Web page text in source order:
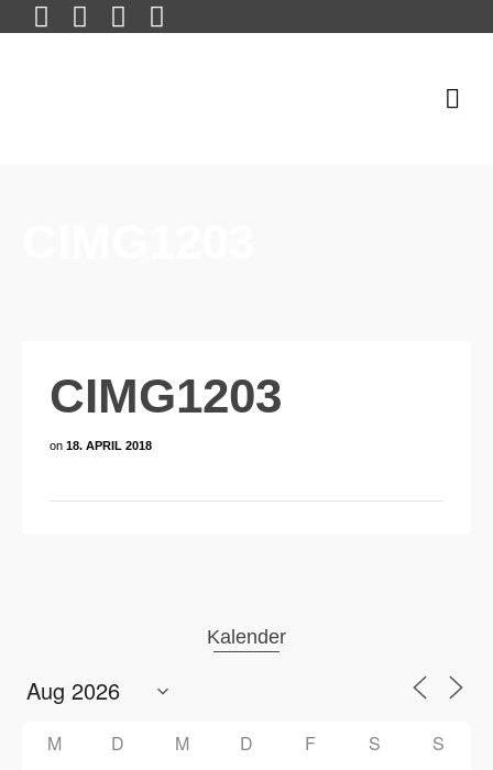
CIMG1203
on 18. APRIL 2018
Kalender
M D M D F S S